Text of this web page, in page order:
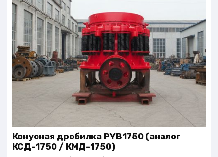
Конусная дробилка PYB1750 (аналог
КСД-1750 / КМД-1750)